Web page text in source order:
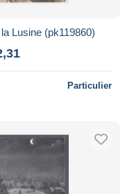
Lusine (pk119860)
Particulier